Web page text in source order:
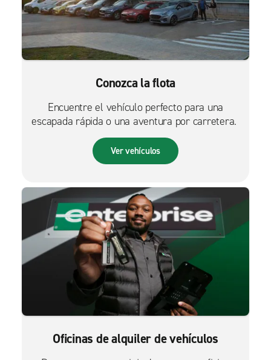
Conozca la flota
Encuentre el vehículo perfecto para una
escapada rápida o una aventura por carretera.
Ver vehículos
Oficinas de alquiler de vehículos